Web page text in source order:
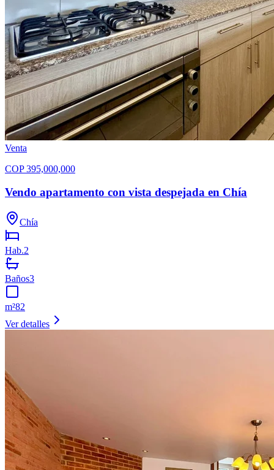
Venta
COP 395,000,000
Vendo apartamento con vista despejada en Chía
Chía
Hab.2
Baños3
m²82
Ver detalles